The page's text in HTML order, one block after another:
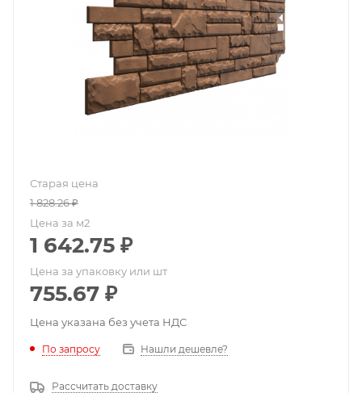
Старая цена
1 828.26₽
Цена за м2
1 642.75 ₽
Цена за упаковку или шт
755.67 ₽
Цена указана без учета НДС
По запросу Нашли дешевле?
Рассчитать доставку